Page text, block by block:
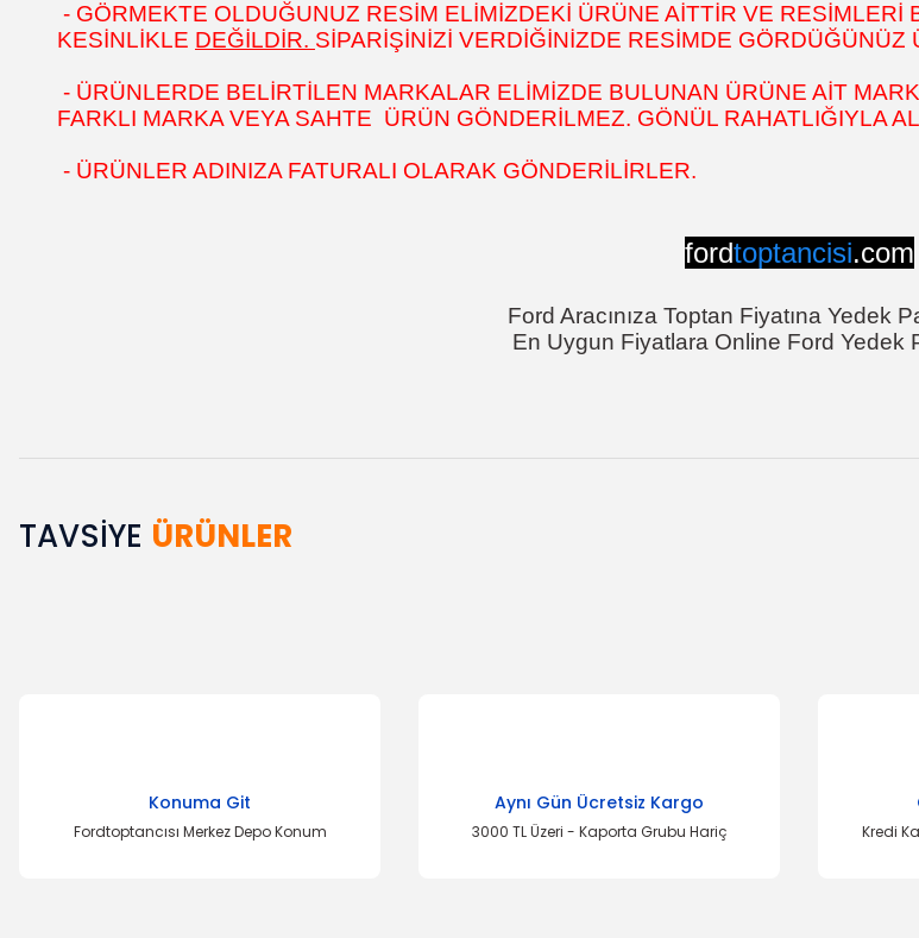
- GÖRMEKTE OLDUĞUNUZ RESİM ELİMİZDEKİ ÜRÜNE AİTTİR VE
KESİNLİKLE DEĞİLDİR. SİPARİŞİNİZİ VERDİĞİNİZDE RESİMDE
- ÜRÜNLERDE BELİRTİLEN MARKALAR ELİMİZDE BULUNAN ÜRÜNE AİT
FARKLI MARKA VEYA SAHTE ÜRÜN GÖNDERİLMEZ. GÖNÜL RAHATLIĞIYLA
- ÜRÜNLER ADINIZA FATURALI OLARAK GÖNDERİLİRLER.
fordtoptancisi.com
Ford Aracınıza Toptan Fiyatına Yedek
En Uygun Fiyatlara Online Ford Yedek
Bu ürünün fiyat bilgisi, resim, ürün açıklamalarında ve diğer konularda yetersiz gördüğünüz noktaları öneri
TAVSİYE ÜRÜNLER
Konuma Git
Fordtoptancısı Merkez Depo Konum
Aynı Gün Ücretsiz Kargo
3000 TL Üzeri - Kaporta Grubu Hariç Kredi